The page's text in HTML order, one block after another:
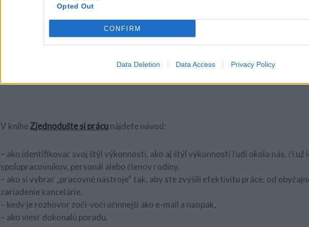
Opted Out
CONFIRM
Data Deletion Data Access Privacy Policy
Carson Tatová je renomovaná odborníčka na pracovnú výkonnosť. Pôsobí ako
verejná hovorkyňa a lektorka pre široké spektrum špičkových firiem a iných
„Každý má iný spôsob práce, a spoznať ten svoj je kľúčom k efektívnemu
napísanej prístupnou formou ukazuje, ako využiť vlastný spôsob výkonnosti a urobiť
V knihe Zjednodušte si prácunájdete návod:
– ako identifikovať svoj štýl výkonnosti, ako aj štýl výkonnosti ľudí okolo nás, či už
spolupracovníkov, personál alebo členov rodiny,
– ako si vybrať „pracovné nástroje“ tak, aby ste zvýšili efektivitu práce, od
zariadenie kancelárie,
– kedy je rozhovor zoči-voči účinnejší ako e-mail a naopak,
– ako viesť dokonalú poradu,